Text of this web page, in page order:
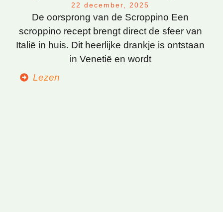
22 december, 2025
De oorsprong van de Scroppino Een
scroppino recept brengt direct de sfeer van
Italië in huis. Dit heerlijke drankje is ontstaan
in Venetië en wordt
Lezen